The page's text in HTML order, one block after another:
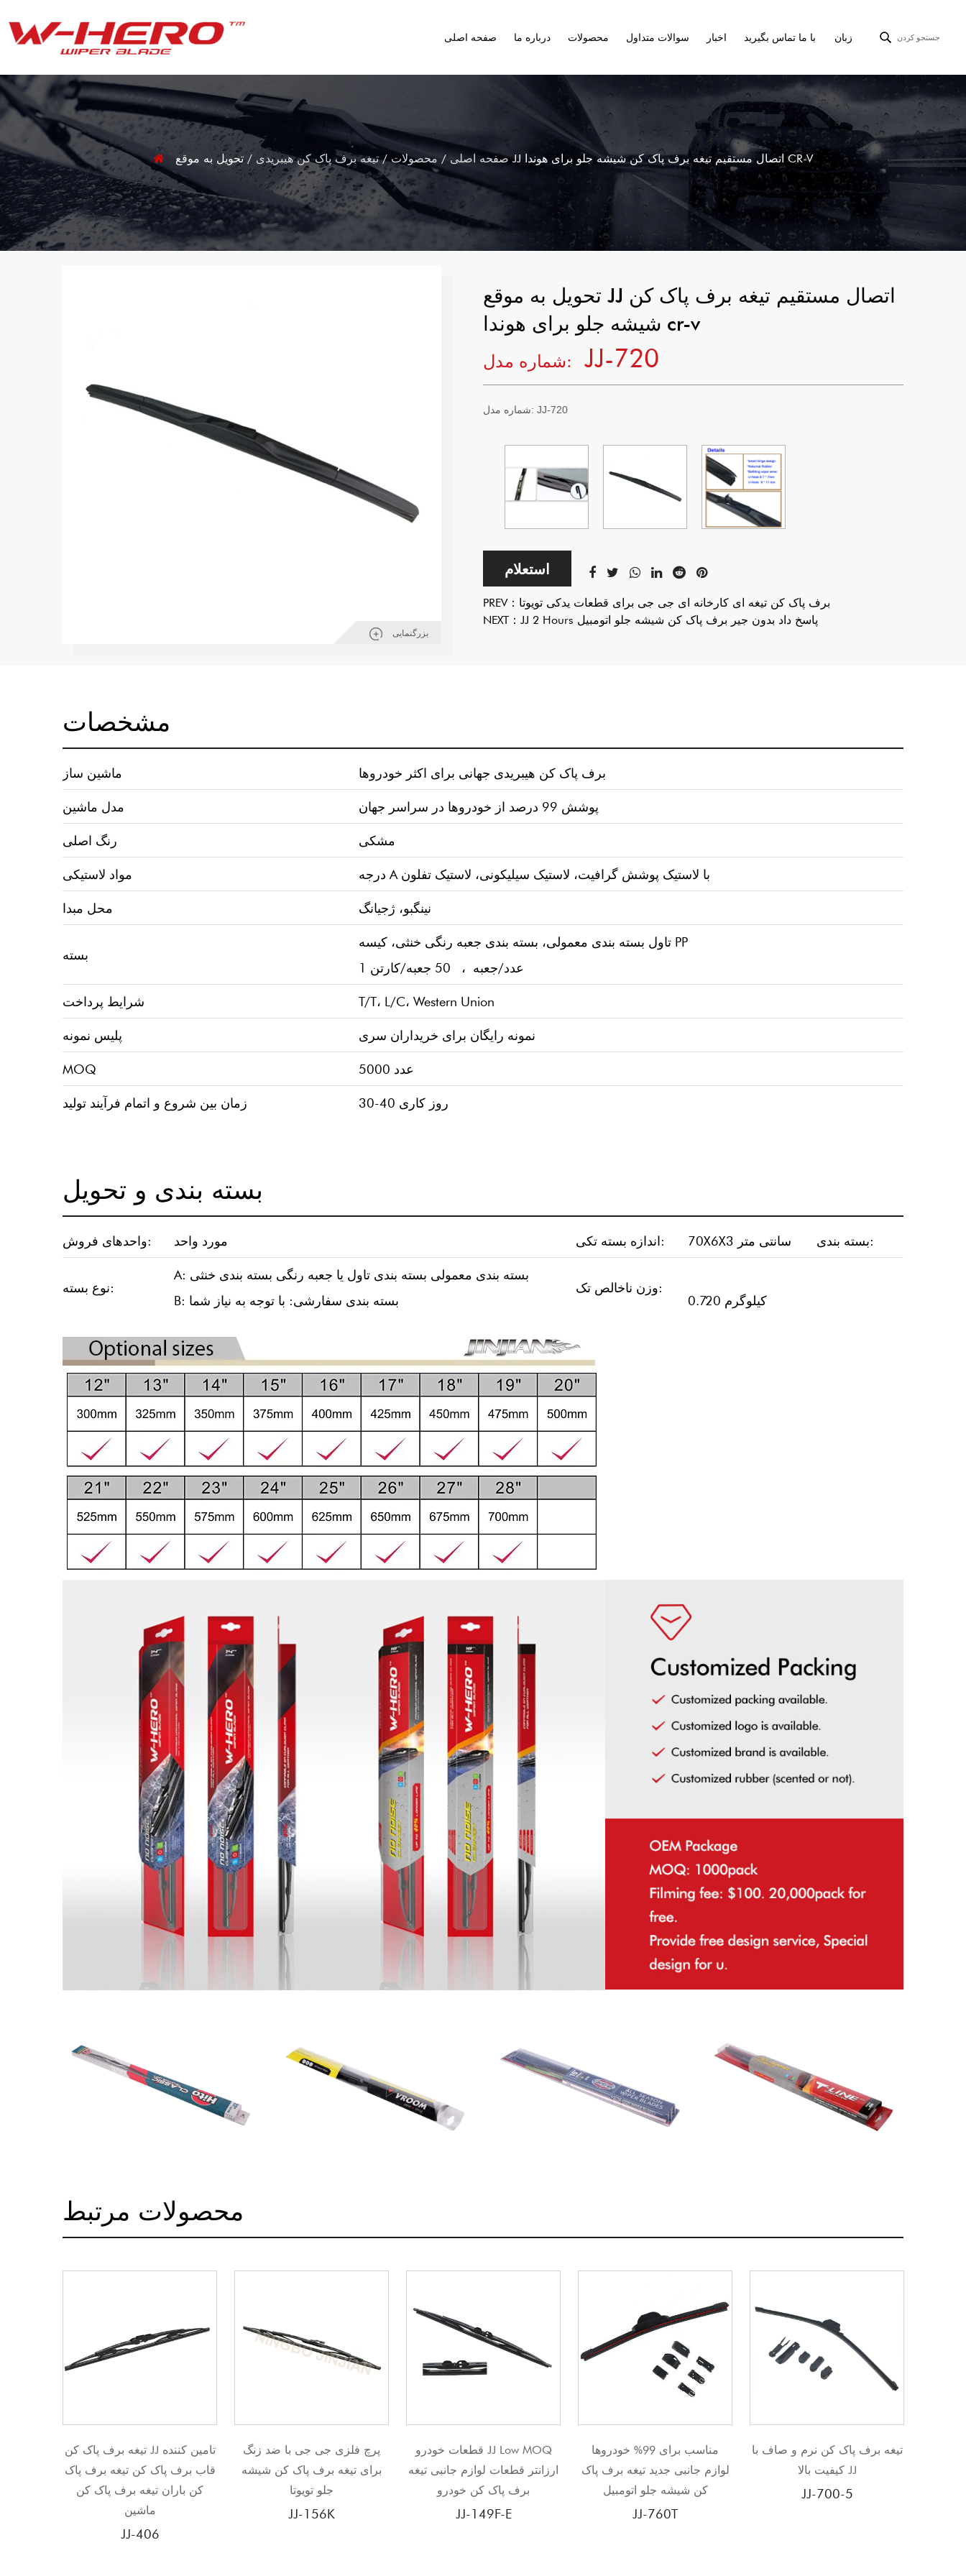
صفحه اصلی درباره ما محصولات سوالات متداول اخبار با ما تماس بگیرید زبان جستجو کردن
صفحه اصلی/ محصولات /تیغه برف پاک کن هیبریدی / تحویل به موقع JJ اتصال مستقیم تیغه برف پاک کن شیشه جلو برای هوندا CR-V
بزرگنمایی
تحویل به موقع JJ اتصال مستقیم تیغه برف پاک کن
شیشه جلو برای هوندا cr-v
شماره مدل: JJ-720
شماره مدل: JJ-720
استعلام
PREV： برف پاک کن تیغه ای کارخانه ای جی جی برای قطعات یدکی تویوتا
NEXT：
JJ 2 Hours پاسخ داد بدون جیر برف پاک کن شیشه جلو اتومبیل
مشخصات
ماشین ساز
برف پاک کن هیبریدی جهانی برای اکثر خودروها
مدل ماشین
پوشش 99 درصد از خودروها در سراسر جهان
رنگ اصلی
مشکی
مواد لاستیکی
درجه A با لاستیک پوشش گرافیت، لاستیک سیلیکونی، لاستیک تفلون
محل مبدا
نینگبو، ژجیانگ
بسته
تاول بسته بندی معمولی، بسته بندی جعبه رنگی خنثی، کیسه PP
1 عدد/جعبه ، 50 جعبه/کارتن
شرایط پرداخت
T/T، L/C، Western Union
پلیس نمونه
نمونه رایگان برای خریداران سری
MOQ
5000 عدد
زمان بین شروع و اتمام فرآیند تولید
30-40 روز کاری
بسته بندی و تحویل
واحدهای فروش: مورد واحد اندازه بسته تکی: 70X6X3 سانتی متر بسته بندی:
نوع بسته:
A: بسته بندی معمولی بسته بندی تاول یا جعبه رنگی بسته بندی خنثی
B: بسته بندی سفارشی: با توجه به نیاز شما
وزن ناخالص تک:
0.720 کیلوگرم
محصولات مرتبط
قاب برف پاک
پرچ فلزی جی جی با ضد زنگ
برای تیغه برف پاک کن شیشه
جلو تویوتا
JJ-156K
قطعات خودرو JJ Low MOQ
ارزانتر قطعات لوازم جانبی تیغه
برف پاک کن خودرو
JJ-149F-E
مناسب برای 99% خودروها
لوازم جانبی جدید تیغه برف پاک
کن شیشه جلو اتومبیل
JJ-760T
تیغه برف پاک کن نرم و صاف با
کیفیت بالا JJ
JJ-700-5
تیغه برف پاک کن گرمکن با
JJ-700-8